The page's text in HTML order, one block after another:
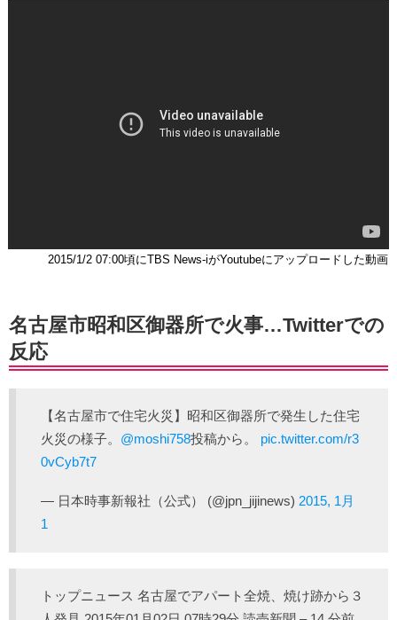
2015/1/2 07:00頃にTBS News-iがYoutubeにアップロードした動画
名古屋市昭和区御器所で火事…Twitterでの
反応
【名古屋市で住宅火災】昭和区御器所で発生した住宅
火災の様子。 @moshi758投稿から。 pic.twitter.com/r3
0vCyb7t7
— 日本時事新報社（公式） (@jpn_jijinews) 2015, 1月
1
トップニュース 名古屋でアパート全焼、焼け跡から３